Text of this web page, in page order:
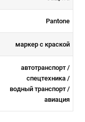
Pantone
маркер с краской
автотранспорт /
спецтехника /
водный транспорт /
авиация